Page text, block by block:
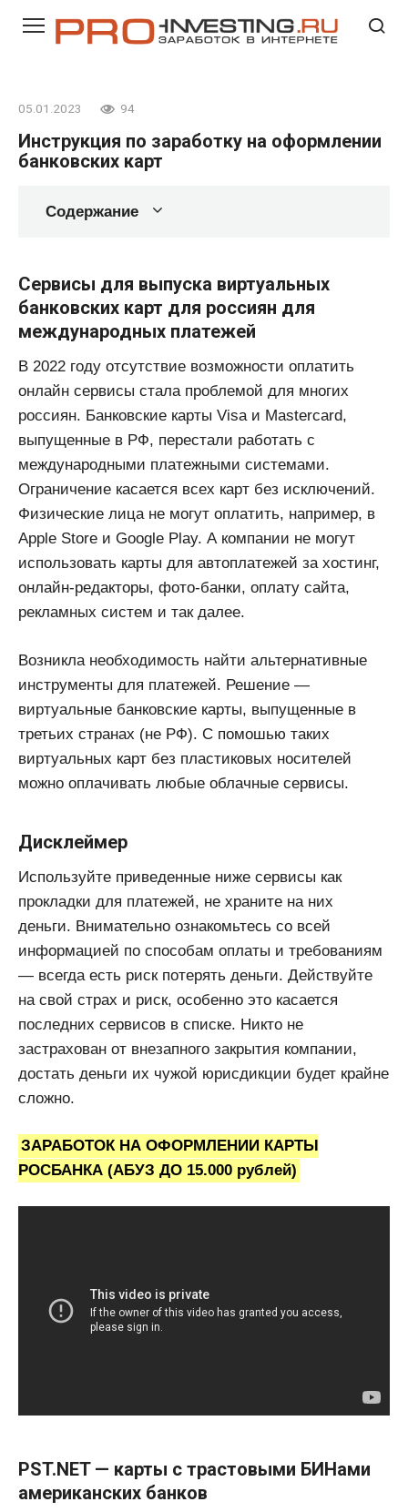
05.01.2023 94
Инструкция по заработку на оформлении
банковских карт
Содержание
Сервисы для выпуска виртуальных
банковских карт для россиян для
международных платежей
В 2022 году отсутствие возможности оплатить
онлайн сервисы стала проблемой для многих
россиян. Банковские карты Visa и Mastercard,
выпущенные в РФ, перестали работать с
международными платежными системами.
Ограничение касается всех карт без исключений.
Физические лица не могут оплатить, например, в
Apple Store и Google Play. А компании не могут
использовать карты для автоплатежей за хостинг,
онлайн-редакторы, фото-банки, оплату сайта,
рекламных систем и так далее.
Возникла необходимость найти альтернативные
инструменты для платежей. Решение —
виртуальные банковские карты, выпущенные в
третьих странах (не РФ). С помошью таких
виртуальных карт без пластиковых носителей
можно оплачивать любые облачные сервисы.
Дисклеймер
Используйте приведенные ниже сервисы как
прокладки для платежей, не храните на них
деньги. Внимательно ознакомьтесь со всей
информацией по способам оплаты и требованиям
— всегда есть риск потерять деньги. Действуйте
на свой страх и риск, особенно это касается
последних сервисов в списке. Никто не
застрахован от внезапного закрытия компании,
достать деньги их чужой юрисдикции будет крайне
сложно.
ЗАРАБОТОК НА ОФОРМЛЕНИИ КАРТЫ
РОСБАНКА (АБУЗ ДО 15.000 рублей)
PST.NET — карты с трастовыми БИНами
американских банков